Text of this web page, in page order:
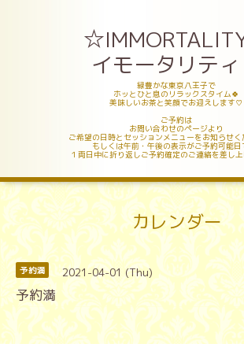
イモータリテ
緑豊かな東京八王子で
ホッとひと息のリラックスタイム🍀
美味しいお茶と笑顔でお迎えします♡
ご予約は
お問い合わせのページより
ご希望の日時とセッションメニューをお知らせ
もしくは午前・午後の表示がご予約可能日
１両日中に折り返しご予約確定のご連絡を差し上
カレンダー
予約満 2021-04-01 (Thu)
予約満